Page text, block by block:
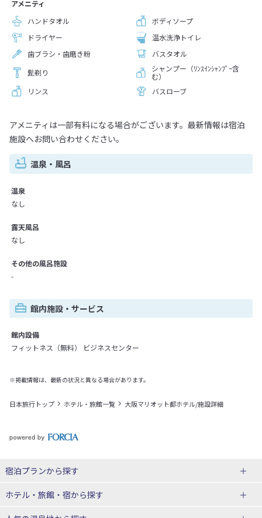
アメニティ
ハンドタオル
ボディソープ
ドライヤー
温水洗浄トイレ
歯ブラシ・歯磨き粉
バスタオル
髭剃り
シャンプー（ﾘﾝｽｲﾝｼｬﾝﾌﾟｰ含
む）
リンス
バスローブ
アメニティは一部有料になる場合がございます。最新情報は宿泊
施設へお問い合わせください。
温泉・風呂
温泉
なし
露天風呂
なし
その他の風呂施設
-
館内施設・サービス
館内設備
フィットネス（無料） ビジネスセンター
※掲載情報は、最新の状況と異なる場合があります。
日本旅行トップ ホテル・旅館一覧 大阪マリオット都ホテル/施設詳細
宿泊プランから探す
北海道
ホテル・旅館・宿から探す